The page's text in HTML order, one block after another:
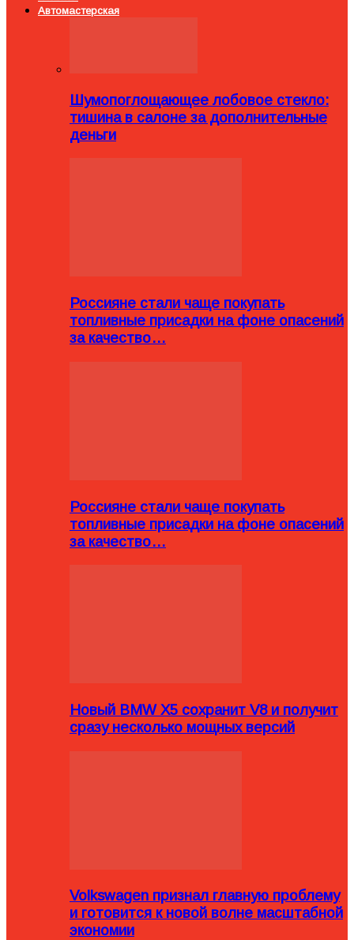
Автомастерская
Шумопоглощающее лобовое стекло:
тишина в салоне за дополнительные
деньги
Россияне стали чаще покупать
топливные присадки на фоне опасений
за качество…
Россияне стали чаще покупать
топливные присадки на фоне опасений
за качество…
Новый BMW X5 сохранит V8 и получит
сразу несколько мощных версий
Volkswagen признал главную проблему
и готовится к новой волне масштабной
экономии